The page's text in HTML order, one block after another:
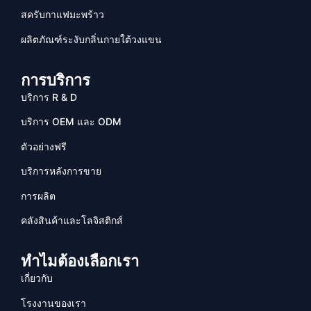
สครับกาแฟมะพร้าว
ผลิตภัณฑ์ระงับกลิ่นกายใต้วงแขน
การบริการ
บริการ R & D
บริการ OEM และ ODM
ตัวอย่างฟรี
บริการหลังการขาย
การผลิต
คลังสินค้าและโลจิสติกส์
ทำไมต้องเลือกเรา
เกี่ยวกับ
โรงงานของเรา